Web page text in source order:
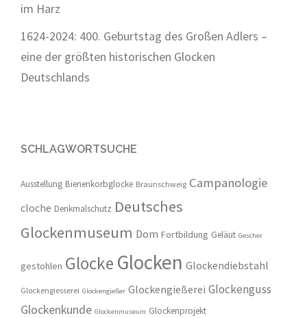
im Harz
1624-2024: 400. Geburtstag des Großen Adlers –
eine der größten historischen Glocken
Deutschlands
SCHLAGWORTSUCHE
Ausstellung Bienenkorbglocke Braunschweig Campanologie
cloche Denkmalschutz Deutsches
Glockenmuseum Dom Fortbildung Geläut Gescher
gestohlen Glocke Glocken Glockendiebstahl
Glockengiesserei Glockengießer Glockengießerei Glockenguss
Glockenkunde Glockenmuseum Glockenprojekt